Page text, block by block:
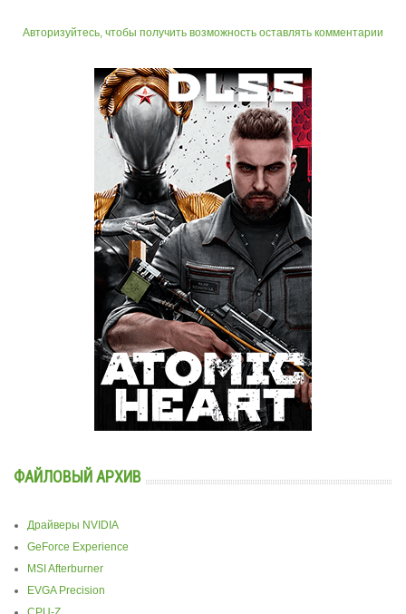
Авторизуйтесь, чтобы получить возможность оставлять комментарии
ФАЙЛОВЫЙ АРХИВ
Драйверы NVIDIA
GeForce Experience
MSI Afterburner
EVGA Precision